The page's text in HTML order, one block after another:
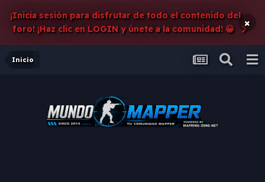
¡Inicia sesión para disfrutar de todo el contenido del
foro! ¡Haz clic en LOGIN y únete a la comunidad! 😀
×
Inicio